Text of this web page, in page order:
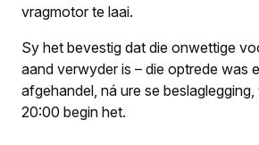
vragmotor te laai.
Sy het bevestig dat die onwettige
aand verwyder is – die optrede was
afgehandel, ná ure se
20:00 begin het.